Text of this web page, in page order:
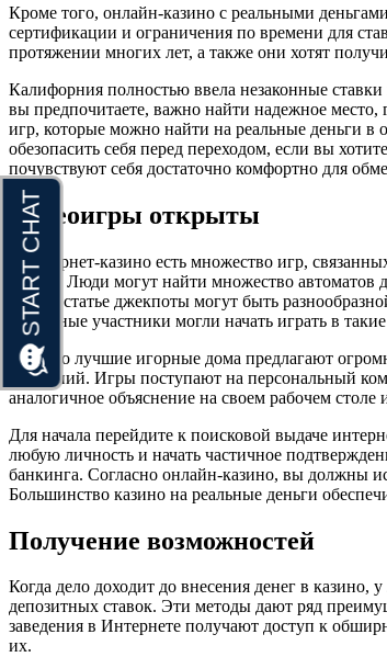
Кроме того, онлайн-казино с реальными
сертификации и ограничения по времени для
протяжении многих лет, а также они хотят
Калифорния полностью ввела незаконные
вы предпочитаете, важно найти надежное
игр, которые можно найти на реальные деньги в
обезопасить себя перед переходом, если вы
почувствуют себя достаточно комфортно для
Видеоигры открыты
В интернет-казино есть множество игр,
сейчас. Люди могут найти множество
В этой статье джекпоты могут быть
отдельные участники могли начать играть в
Обычно лучшие игорные дома предлагают
заведений. Игры поступают на персональный
аналогичное объяснение на своем рабочем
Для начала перейдите к поисковой выдаче
любую личность и начать частичное
банкинга. Согласно онлайн-казино, вы должны
Большинство казино на реальные деньги
Получение возможностей
Когда дело доходит до внесения денег в
депозитных ставок. Эти методы дают ряд
заведения в Интернете получают доступ к
их.